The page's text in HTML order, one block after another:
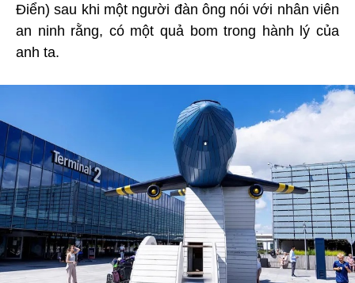
Điển) sau khi một người đàn ông nói với nhân viên
an ninh rằng, có một quả bom trong hành lý của
anh ta.